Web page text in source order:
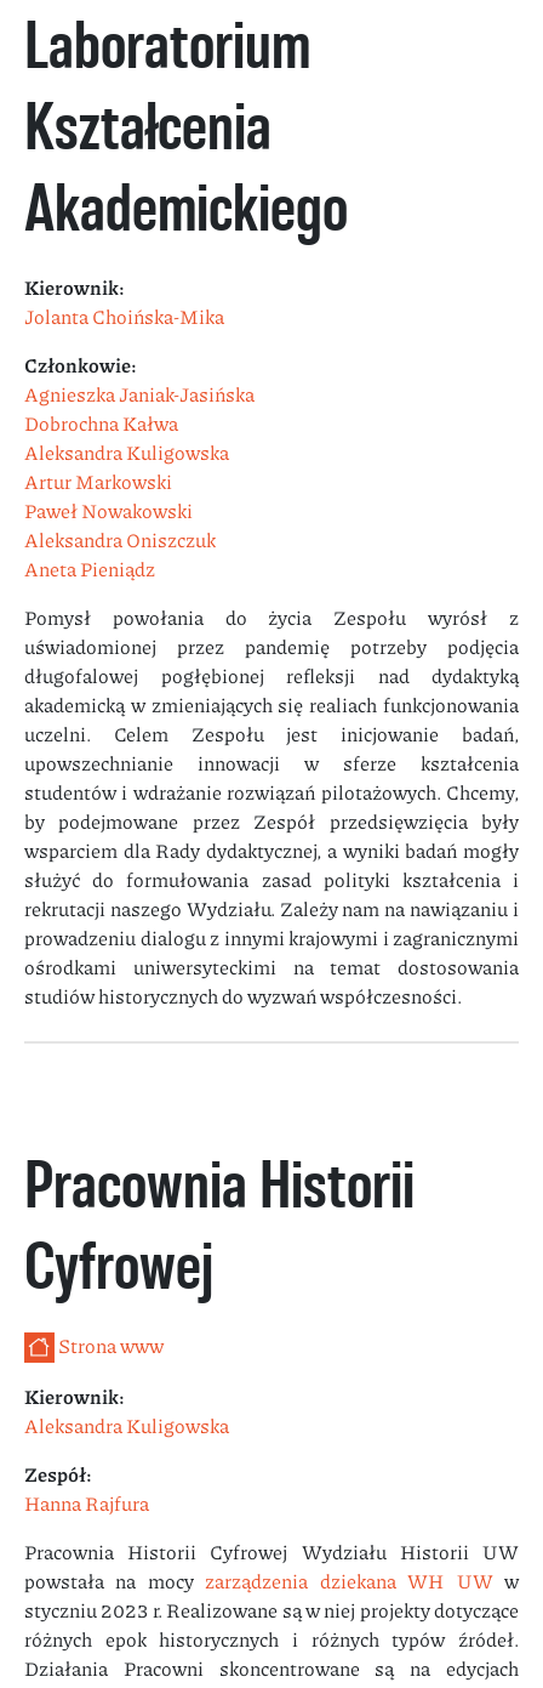
Laboratorium
Kształcenia
Akademickiego
Kierownik:
Jolanta Choińska-Mika
Członkowie:
Agnieszka Janiak-Jasińska
Dobrochna Kałwa
Aleksandra Kuligowska
Artur Markowski
Paweł Nowakowski
Aleksandra Oniszczuk
Aneta Pieniądz
Pomysł powołania do życia Zespołu wyrósł z
uświadomionej przez pandemię potrzeby podjęcia
długofalowej pogłębionej refleksji nad dydaktyką
akademicką w zmieniających się realiach funkcjonowania
uczelni. Celem Zespołu jest inicjowanie badań,
upowszechnianie innowacji w sferze kształcenia
studentów i wdrażanie rozwiązań pilotażowych. Chcemy,
by podejmowane przez Zespół przedsięwzięcia były
wsparciem dla Rady dydaktycznej, a wyniki badań mogły
służyć do formułowania zasad polityki kształcenia i
rekrutacji naszego Wydziału. Zależy nam na nawiązaniu i
prowadzeniu dialogu z innymi krajowymi i zagranicznymi
ośrodkami uniwersyteckimi na temat dostosowania
studiów historycznych do wyzwań współczesności.
Pracownia Historii
Cyfrowej
Strona www
Kierownik:
Aleksandra Kuligowska
Zespół:
Hanna Rajfura
Pracownia Historii Cyfrowej Wydziału Historii UW
powstała na mocyzarządzenia dziekana WH UWw
styczniu 2023 r. Realizowane są w niej projekty dotyczące
różnych epok historycznych i różnych typów źródeł.
Działania Pracowni skoncentrowane są na edycjach